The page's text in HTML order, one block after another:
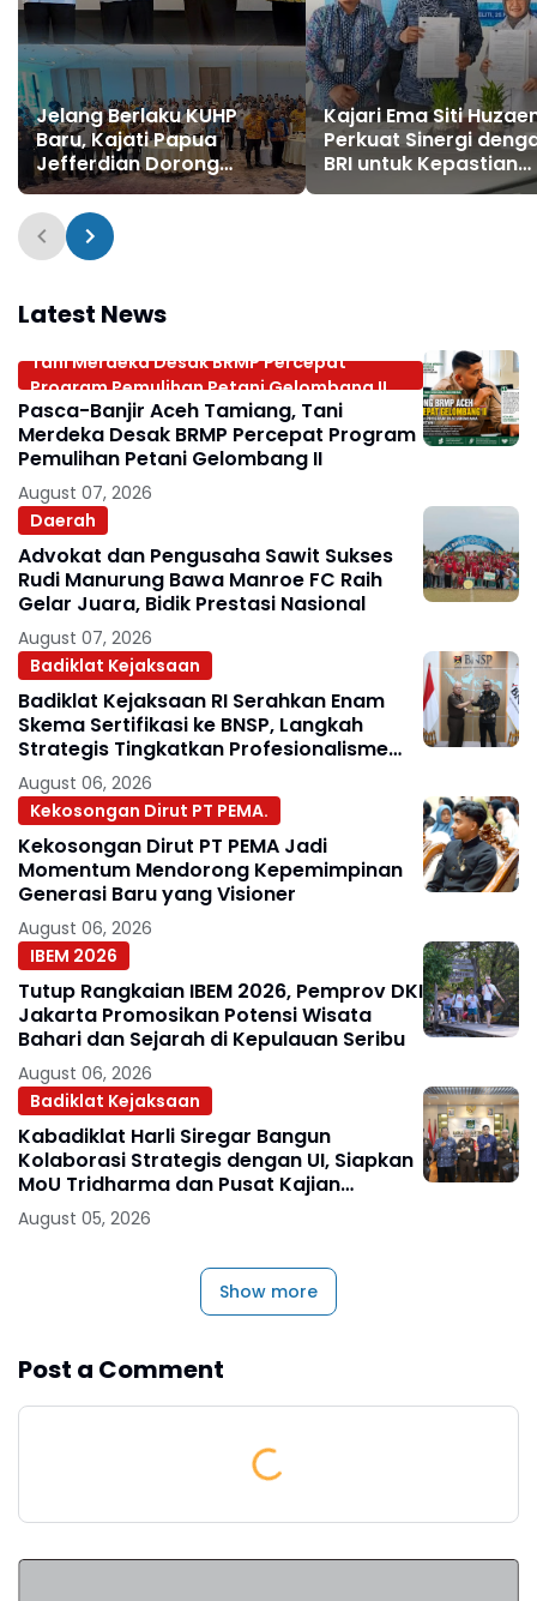
Jelang Berlaku KUHP
Baru, Kajati Papua
Jefferdian Dorong
Penegakan Hukum
Humanis lewat Pidana
Kerja Sosial
Kajari Ema Siti
Perkuat Sinergi
BRI untuk Kepastian
Hukum
Latest News
Tani Merdeka Desak BRMP Percepat
Program Pemulihan Petani Gelombang II
Pasca-Banjir Aceh Tamiang, Tani
Merdeka Desak BRMP Percepat Program
Pemulihan Petani Gelombang II
August 07, 2026
Daerah
Advokat dan Pengusaha Sawit Sukses
Rudi Manurung Bawa Manroe FC Raih
Gelar Juara, Bidik Prestasi Nasional
August 07, 2026
Badiklat Kejaksaan
Badiklat Kejaksaan RI Serahkan Enam
Skema Sertifikasi ke BNSP, Langkah
Strategis Tingkatkan Profesionalisme
Jaksa
August 06, 2026
Kekosongan Dirut PT PEMA.
Kekosongan Dirut PT PEMA Jadi
Momentum Mendorong Kepemimpinan
Generasi Baru yang Visioner
August 06, 2026
IBEM 2026
Tutup Rangkaian IBEM 2026, Pemprov DKI
Jakarta Promosikan Potensi Wisata
Bahari dan Sejarah di Kepulauan Seribu
August 06, 2026
Badiklat Kejaksaan
Kabadiklat Harli Siregar Bangun
Kolaborasi Strategis dengan UI, Siapkan
MoU Tridharma dan Pusat Kajian
Kejaksaan
August 05, 2026
Show more
Post a Comment